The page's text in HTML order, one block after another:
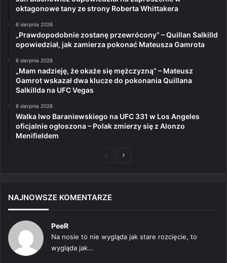
oktagonowe tany ze strony Roberta Whittakera
6 sierpnia 2026
„Prawdopodobnie zostanę przewrócony” – Quillan Salkilld
opowiedział, jak zamierza pokonać Mateusza Gamrota
6 sierpnia 2026
„Mam nadzieję, że okaże się mężczyzną” – Mateusz
Gamrot wskazał dwa klucze do pokonania Quillana
Salkillda na UFC Vegas
6 sierpnia 2026
Walka Iwo Baraniewskiego na UFC 331 w Los Angeles
oficjalnie ogłoszona – Polak zmierzy się z Alonzo
Menifieldem
PoprzedniaNastępna
NAJNOWSZE KOMENTARZE
PeeR
Na nosie to nie wygląda jak stare rozcięcie, to
wygląda jak...